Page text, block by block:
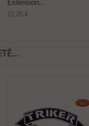
Extension...
12,25 €